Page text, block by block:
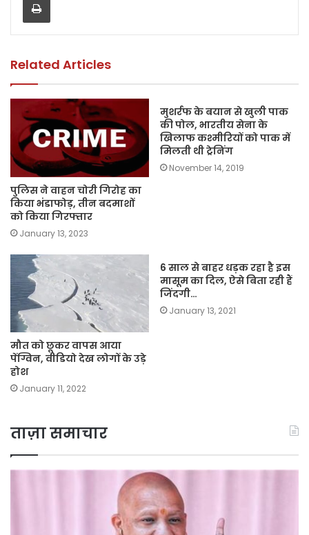
o
k
p n
Related Articles
पुलिस ने वाहन चोरी गिरोह का
किया भंडाफोड़, तीन बदमाशों
को किया गिरफ्तार
January 13, 2023
मुशर्रफ के बयान से खुली पाक
की पोल, भारतीय सेना के
खिलाफ कश्मीरियों को पाक में
मिलती थी ट्रेनिंग
November 14, 2019
मौत को छूकर वापस आया
पेंग्विन, वीडियो देख लोगों के उड़े
होश
January 11, 2022
6 साल से बाहर धड़क रहा है इस
मासूम का दिल, ऐसे बिता रही हैं
जिंदगी…
January 13, 2021
ताज़ा समाचार